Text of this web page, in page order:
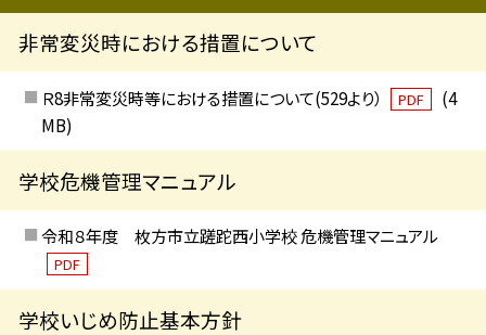
非常変災時における措置について
Ｒ8非常変災時等における措置について(529より） PDF
(4
MB)
学校危機管理マニュアル
令和８年度 枚方市立蹉跎西小学校 危機管理マニュアル
PDF
学校いじめ防止基本方針